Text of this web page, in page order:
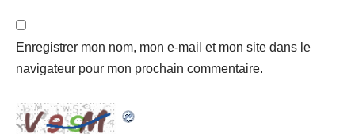
Enregistrer mon nom, mon e-mail et mon site dans le
navigateur pour mon prochain commentaire.